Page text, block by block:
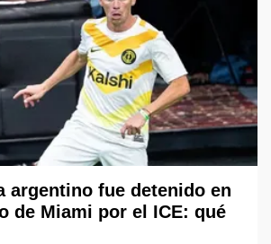
argentino fue detenido en
de Miami por el ICE: qué